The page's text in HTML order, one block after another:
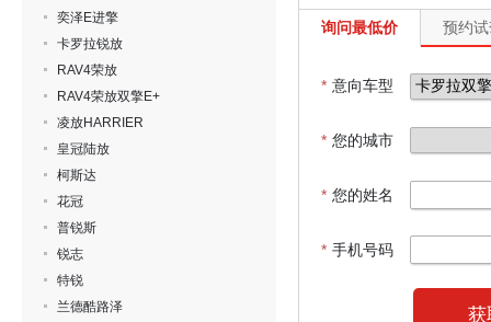
奕泽E进擎
卡罗拉锐放
RAV4荣放
RAV4荣放双擎E+
凌放HARRIER
皇冠陆放
柯斯达
花冠
普锐斯
锐志
特锐
兰德酷路泽
询问最低价 预约
* 意向车型
* 您的城市
* 您的姓名
* 手机号码
获